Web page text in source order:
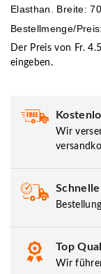
Elasthan. Breite:
Bestellmenge/Preis:
Der Preis von Fr.
eingeben.
Wir
Top
Wir